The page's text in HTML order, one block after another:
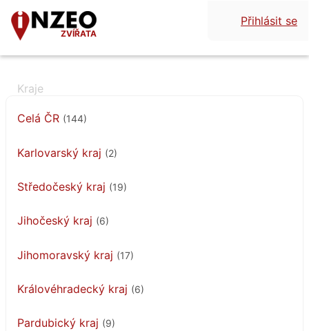
ZVÍŘATA
Přihlásit se
Celá ČR (144)
Karlovarský kraj (2)
Středočeský kraj (19)
Jihočeský kraj (6)
Jihomoravský kraj (17)
Královéhradecký kraj (6)
Pardubický kraj (9)